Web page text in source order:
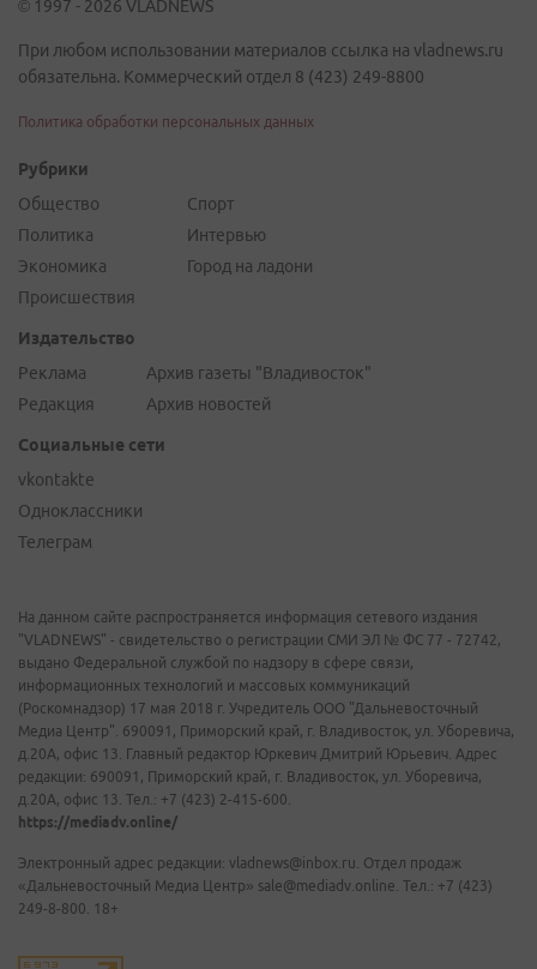
© 1997 - 2026 VLADNEWS
При любом использовании материалов ссылка на vladnews.ru
обязательна. Коммерческий отдел 8 (423) 249-8800
Политика обработки персональных данных
Рубрики
Общество
Политика
Экономика
Происшествия
Спорт
Интервью
Город на ладони
Издательство
Реклама
Редакция
Архив газеты "Владивосток"
Архив новостей
Социальные сети
vkontakte
Одноклассники
Телеграм
На данном сайте распространяется информация сетевого издания
"VLADNEWS" - свидетельство о регистрации СМИ ЭЛ № ФС 77 - 72742,
выдано Федеральной службой по надзору в сфере связи,
информационных технологий и массовых коммуникаций
(Роскомнадзор) 17 мая 2018 г. Учредитель ООО "Дальневосточный
Медиа Центр". 690091, Приморский край, г. Владивосток, ул. Уборевича,
д.20А, офис 13. Главный редактор Юркевич Дмитрий Юрьевич. Адрес
редакции: 690091, Приморский край, г. Владивосток, ул. Уборевича,
д.20А, офис 13. Тел.: +7 (423) 2-415-600.
https://mediadv.online/
Электронный адрес редакции: vladnews@inbox.ru. Отдел продаж
«Дальневосточный Медиа Центр» sale@mediadv.online. Тел.: +7 (423)
249-8-800. 18+